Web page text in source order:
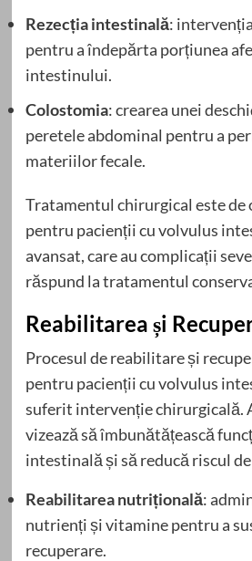
Rezecția intestinală:
pentru a îndepărta porțiunea
intestinului.
Colostomia: crearea unei
peretele abdominal pentru a
materiilor fecale.
Tratamentul chirurgical este de
pentru pacienții cu volvulus
avansat, care au complicații
răspund la tratamentul
Reabilitarea și
Procesul de reabilitare și
pentru pacienții cu volvulus
suferit intervenție chirurgicală.
vizează să îmbunătățească
intestinală și să reducă riscul
Reabilitarea nutrițională:
nutrienți și vitamine pentru a
recuperare.